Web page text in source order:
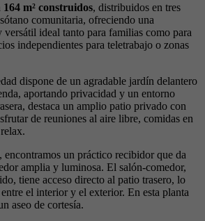
164 m² construidos, distribuidos en tres
comunitaria, ofreciendo una
ideal tanto para familias como para
independientes para teletrabajo o zonas
dispone de un agradable jardín delantero
aportando privacidad y un entorno
destaca un amplio patio privado con
de reuniones al aire libre, comidas en
, encontramos un práctico recibidor que da
amplia y luminosa. El salón-comedor,
tiene acceso directo al patio trasero, lo
el interior y el exterior. En esta planta
aseo de cortesía.